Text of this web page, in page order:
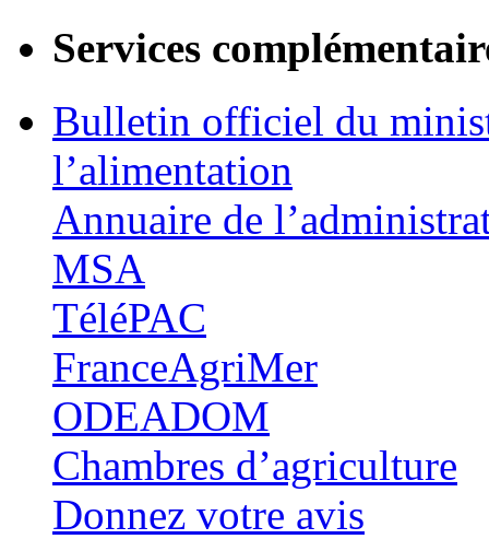
Services
Bulletin officiel du
l’alimentation
Annuaire de
MSA
TéléPAC
FranceAgriMer
ODEADOM
Chambres d’agriculture
Donnez votre avis